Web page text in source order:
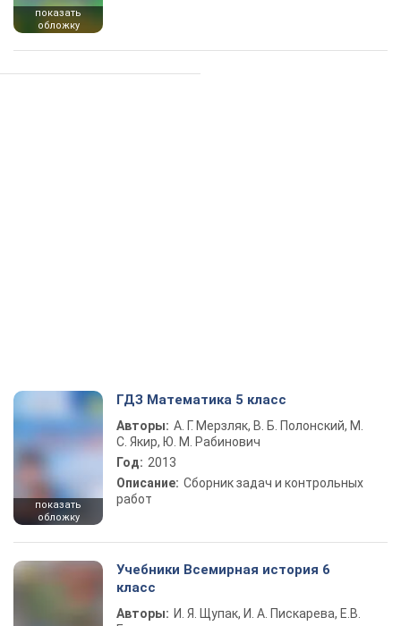
показать
обложку
показать
обложку
ГДЗ Математика 5 класс
Авторы: А. Г. Мерзляк, В. Б. Полонский, М.
С. Якир, Ю. М. Рабинович
Год: 2013
Описание: Сборник задач и контрольных
работ
Учебники Всемирная история 6
класс
Авторы: И. Я. Щупак, И. А. Пискарева, Е.В.